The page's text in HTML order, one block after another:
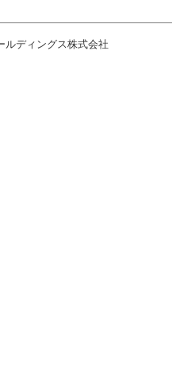
ルディングス株式会社